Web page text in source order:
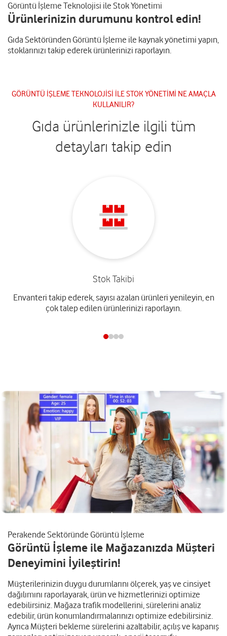
Görüntü İşleme Teknolojisi ile Stok Yönetimi
Ürünlerinizin durumunu kontrol edin!
Gıda Sektöründen Görüntü İşleme ile kaynak yönetimi yapın,
stoklarınızı takip ederek ürünlerinizi raporlayın.
GÖRÜNTÜ İŞLEME TEKNOLOJİSİ İLE STOK YÖNETİMİ NE AMAÇLA
KULLANILIR?
Gıda ürünlerinizle ilgili tüm
detayları takip edin
Stok Takibi
Envanteri takip ederek, sayısı azalan ürünleri yenileyin, en
çok talep edilen ürünlerinizi raporlayın.
Perakende Sektöründe Görüntü İşleme
Görüntü İşleme ile Mağazanızda Müşteri
Deneyimini İyileştirin!
Müşterilerinizin duygu durumlarını ölçerek, yaş ve cinsiyet
dağılımını raporlayarak, ürün ve hizmetlerinizi optimize
edebilirsiniz. Mağaza trafik modellerini, sürelerini analiz
edebilir, ürün konumlandırmalarınızı optimize edebilirsiniz.
Ayrıca Müşteri bekleme sürelerini azaltabilir, açılış ve kapanış